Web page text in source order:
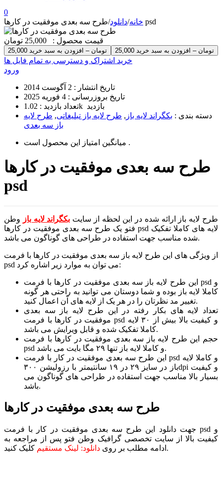
0
خانه/دانلود/ طرح سه بعدی موفقیت در کارها psd
قیمت محصول : 25,000 تومان
25,000 تومان – افزودن به سبد خرید
خرید اشتراک و دسترسی به تمام فایل ها
ورود
تاریخ انتشار : 2 آگوست 2014
تاریخ بروزرسانی : 4 فوریه 2025
تعداد بازدید :
1.02k بازدید
دسته بندی : بکگراند لایه باز , طرح لایه باز تبلیغاتی, طرح لایه
باز سه بعدی
میانگین امتیاز این محصول است .
طرح سه بعدی موفقیت در کارها
psd
طرح لایه باز ارائه شده در این لحظه از سایت بکگراند لایه باز وطن
فتو یک طرح سه بعدی موفقیت در کارها psd لایه های کاملا تفکیک
شده مناسب جهت استفاده در طراحی های گوناگون می باشد.
از ویژگی های این طرح لایه باز سه بعدی موفقیت در کارها با فرمت
psd می توان به موارد زیر اشاره کرد:
این طرح لایه باز سه بعدی موفقیت در کارها با فرمت psd و
کاملا لایه باز بوده و شما دوستان می توانید به راحتی هر گونه
تغییر مد نظرتان را در هر یک از لایه های آن اعمال کنید.
تعداد لایه های بکار رفته در این طرح لایه باز سه بعدی
موفقیت در کارها با فرمت psd و کیفیت بالا بیش از ۳۰ لایه
کاملا تفکیک شده و قابل ویرایش می باشد.
حجم این طرح لایه باز سه بعدی موفقیت در کارها با فرمت
psd و کاملا لایه باز تنها ۲۹ مگا بایت می باشد.
این طرح سه بعدی موفقیت در کار با فرمت psd و کاملا لایه
باز در سایز ۲۹ در ۱۹ سانتیمتر با رزولیشن ۳۰۰dpi و کیفیت
بسیار بالا مناسب جهت استفاده در طراحی های گوناگون می
باشد.
طرح سه بعدی موفقیت در کارها
جهت دانلود این طرح سه بعدی موفقیت در کار با فرمت psd و
کیفیت بالا از سایت تخصصی گرافیک وطن فتو پس از مراجعه به
ادامه مطلب بر روی دانلود: لینک مستقیم کلیک کنید.